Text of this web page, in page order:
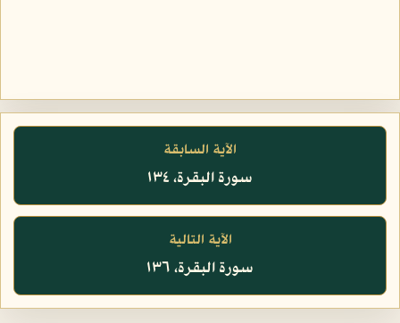
الآية السابقة
سورة البقرة، ١٣٤
الآية التالية
سورة البقرة، ١٣٦